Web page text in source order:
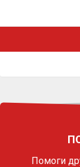
Помоги